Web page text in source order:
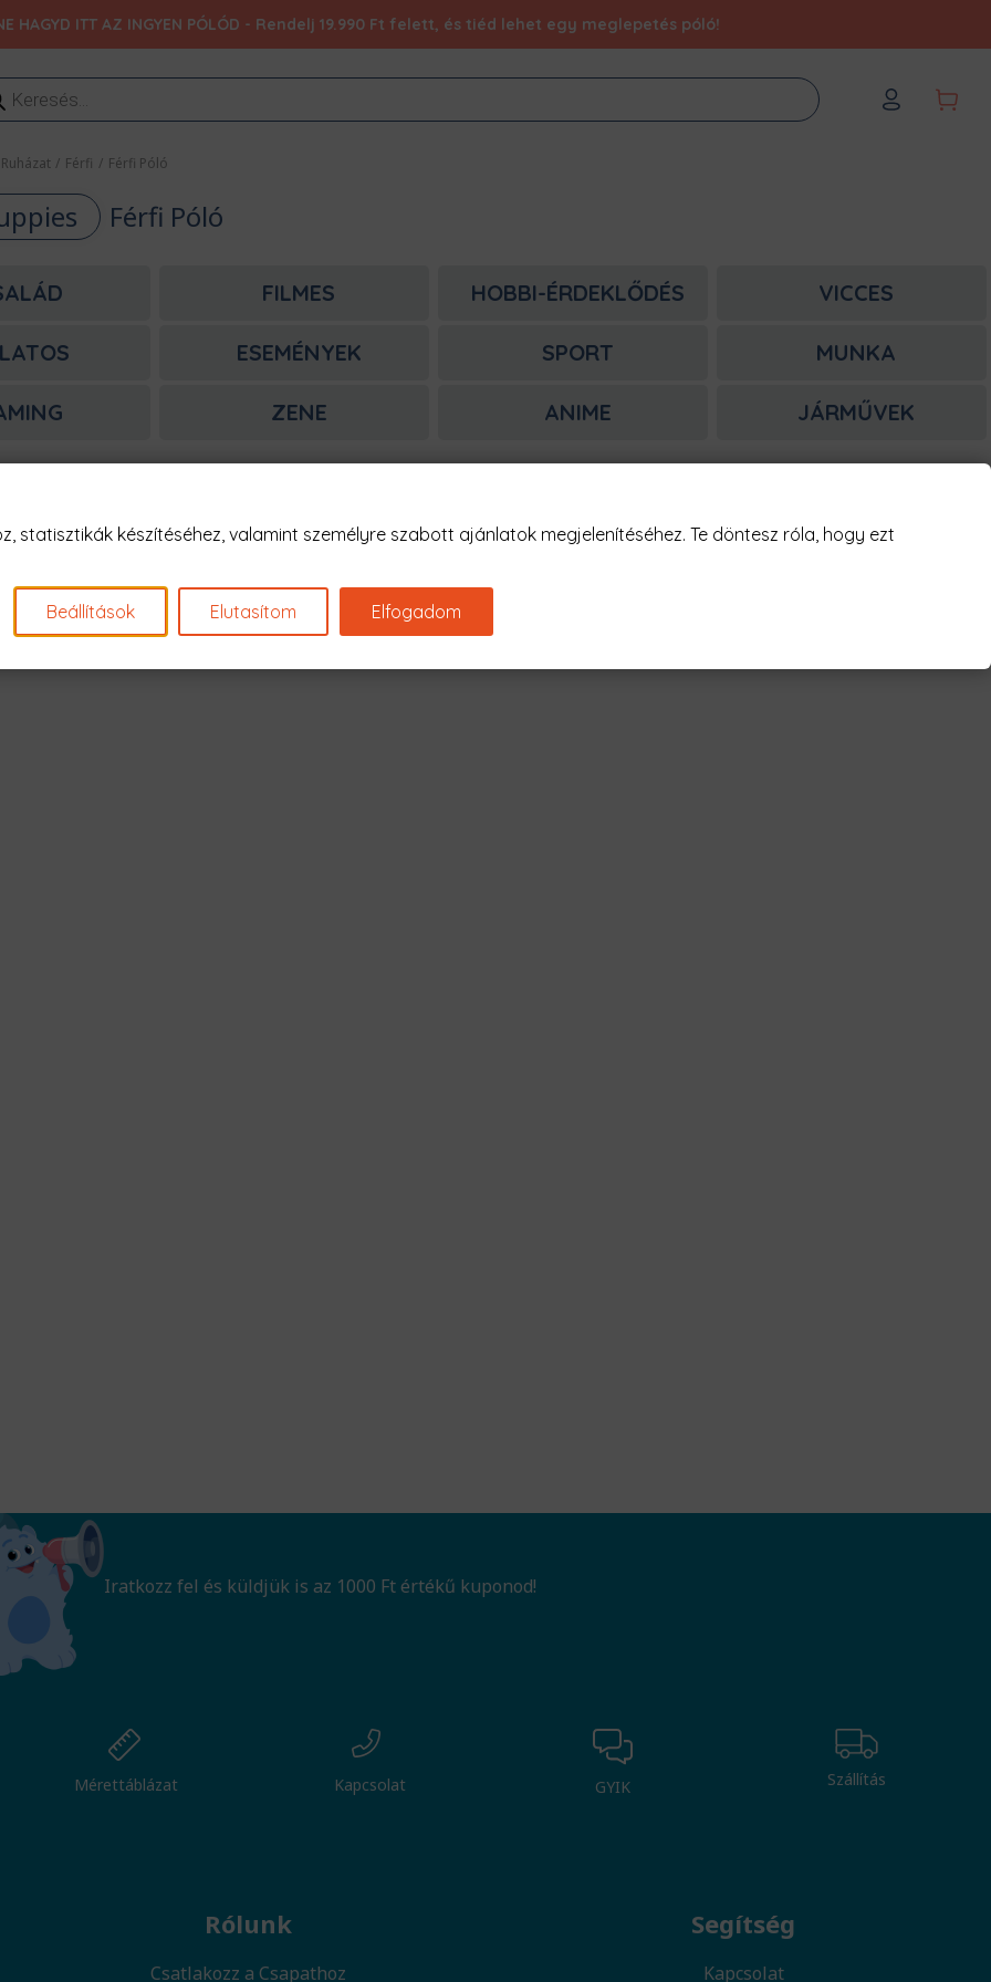
HAGYD ITT AZ INGYEN PÓLÓD - Rendelj 19.990 Ft felett, és tiéd lehet egy meglepetés póló!
Ruházat / Férfi / Férfi Póló
Férfi Póló
FILMES HOBBI-ÉRDEKLŐDÉS VICCES
ESEMÉNYEK SPORT MUNKA
ZENE ANIME JÁRMŰVEK
Nagyon sajnáljuk! 😥
Nincs találat erre: "sea puppies Férfi Póló"
Iratkozz fel és küldjük is az 1000 Ft értékű kuponod!
Mérettáblázat Kapcsolat GYIK Szállítás
Rólunk
Csatlakozz a Csapathoz
Segítség
Kapcsolat
statisztikák készítéséhez, valamint személyre szabott ajánlatok megjelenítéséhez. Te döntesz róla, hogy ezt
Beállítások Elutasítom Elfogadom